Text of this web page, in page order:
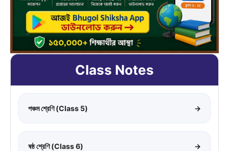
Class Notes
পঞ্চম শ্রেণি (Class 5) →
ষষ্ঠ শ্রেণি (Class 6) →